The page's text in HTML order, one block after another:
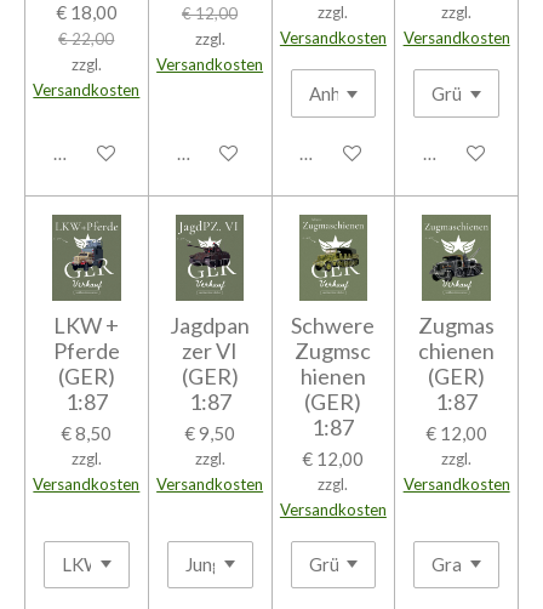
€ 18,00
€ 22,00
zzgl.
Versandkosten
In den Warenkorb
€ 12,00
zzgl.
Versandkosten
In den Warenkorb
zzgl.
Versandkosten
In den Warenkorb
zzgl.
Versandkosten
In den
LKW +
Pferde
(GER)
1:87
€ 8,50
zzgl.
Versandkosten
Jagdpan
zer VI
(GER)
1:87
€ 9,50
zzgl.
Versandkosten
Schwere
Zugmsc
hienen
(GER)
1:87
€ 12,00
zzgl.
Versandkosten
Zugmas
chienen
(GER)
1:87
€ 12,00
zzgl.
Versandkosten